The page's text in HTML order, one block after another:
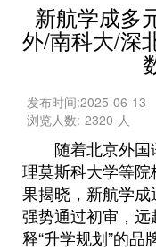
新航学成多
外/南科大/深
发布时间:2025-06-13
浏览人数: 2320 人
随着北京外国
理莫斯科大学等
果揭晓，新航学
强势通过初审，
释“升学规划”的品